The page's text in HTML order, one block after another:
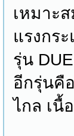
เหมาะ
แรงกร
รุ่น
อีกรุ่นคื
ไกล เนื้